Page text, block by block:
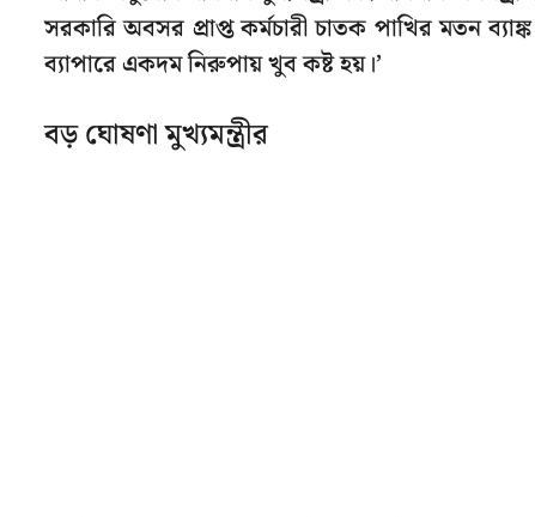
সরকারি অবসর প্রাপ্ত কর্মচারী চাতক পাখির মতন
ব্যাপারে একদম নিরুপায় খুব কষ্ট হয়।’
বড় ঘোষণা মুখ্যমন্ত্রীর